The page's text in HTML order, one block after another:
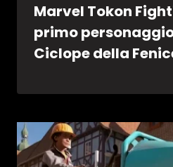
Marvel Tokon
primo
Ciclope della